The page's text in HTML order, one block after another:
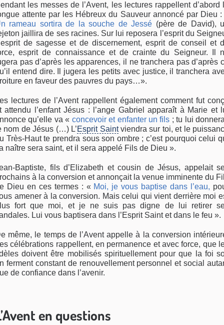
les messes de l’Avent, les lectures rappellent d’abord
attente par les Hébreux du Sauveur annoncé par Dieu :
rameau sortira de la souche de Jessé (père de David),
jaillira de ses racines. Sur lui reposera l’esprit du
de sagesse et de discernement, esprit de conseil et
esprit de connaissance et de crainte du Seigneur. Il
pas d’après les apparences, il ne tranchera pas d’après
entend dire. Il jugera les petits avec justice, il tranchera
en faveur des pauvres du pays…».
lectures de l’Avent rappellent également comment fut
attendu l’enfant Jésus : l’ange Gabriel apparaît à Marie et
qu’elle va « concevoir et enfanter un fils ; tu lui
nom de Jésus (…) L’Esprit Saintviendra sur toi, et le
Très-Haut te prendra sous son ombre ; c’est pourquoi celui
naître sera saint, et il sera appelé Fils de Dieu ».
Baptiste, fils d’Elizabeth et cousin de Jésus, appelait
à la conversion et annonçait la venue imminente du
Dieu en ces termes : « Moi, je vous baptise dans l’eau,
amener à la conversion. Mais celui qui vient derrière moi
fort que moi, et je ne suis pas digne de lui retirer
Lui vous baptisera dans l’Esprit Saint et dans le feu ».
même, le temps de l’Avent appelle à la conversion
célébrations rappellent, en permanence et avec force, que
doivent être mobilisés spirituellement pour que la foi
ferment constant de renouvellement personnel et social
de confiance dans l’avenir.
en questions